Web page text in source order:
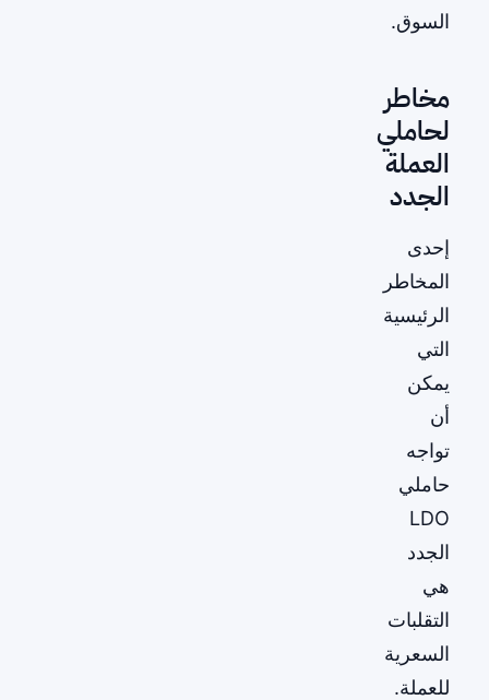
السوق.
مخاطر
لحاملي
العملة
الجدد
إحدى
المخاطر
الرئيسية
التي
يمكن
أن
تواجه
حاملي
LDO
الجدد
هي
التقلبات
السعرية
للعملة.